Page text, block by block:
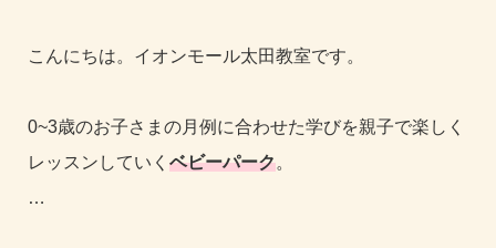
こんにちは。イオンモール太田教室です。
0~3歳のお子さまの月例に合わせた学びを親子で楽しく
レッスンしていく ベビーパーク。